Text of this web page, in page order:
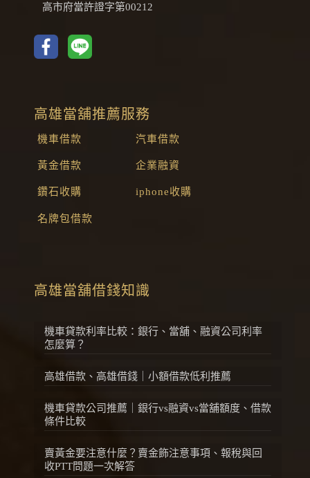
高市府當許證字第00212
高雄當舖推薦服務
機車借款 汽車借款
黃金借款 企業融資
鑽石收購 iphone收購
名牌包借款
高雄當舖借錢知識
機車貸款利率比較：銀行、當舖、融資公司利率
怎麼算？
高雄借款、高雄借錢｜小額借款低利推薦
機車貸款公司推薦｜銀行vs融資vs當舖額度、借款
條件比較
賣黃金要注意什麼？賣金飾注意事項、報稅與回
收PTT問題一次解答